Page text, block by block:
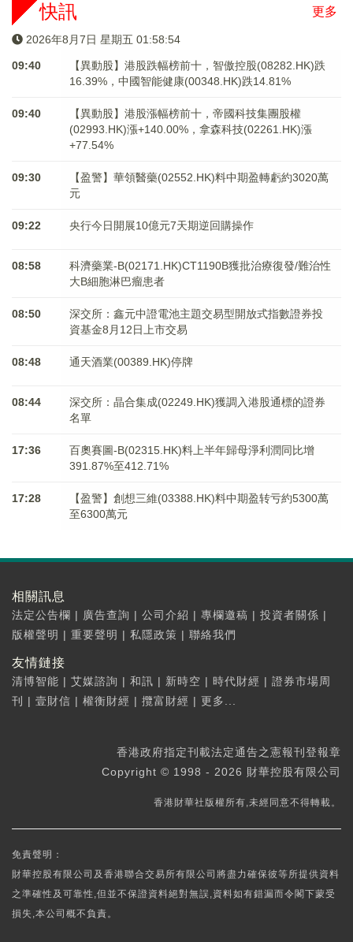
更多
快訊
2026年8月7日 星期五 01:58:54
09:40
【異動股】港股跌幅榜前十，智傲控股(08282.HK)跌
16.39%，中國智能健康(00348.HK)跌14.81%
09:40
【異動股】港股漲幅榜前十，帝國科技集團股權
(02993.HK)漲+140.00%，拿森科技(02261.HK)漲
+77.54%
09:30
【盈警】華領醫藥(02552.HK)料中期盈轉虧約3020萬
元
09:22 央行今日開展10億元7天期逆回購操作
08:58
科濟藥業-B(02171.HK)CT1190B獲批治療復發/難治性
大B細胞淋巴瘤患者
08:50
深交所：鑫元中證電池主題交易型開放式指數證券投
資基金8月12日上市交易
08:48 通天酒業(00389.HK)停牌
08:44
深交所：晶合集成(02249.HK)獲調入港股通標的證券
名單
17:36
百奧賽圖-B(02315.HK)料上半年歸母淨利潤同比增
391.87%至412.71%
17:28
【盈警】創想三維(03388.HK)料中期盈转亏約5300萬
至6300萬元
相關訊息
法定公告欄 | 廣告查詢 | 公司介紹 | 專欄邀稿 | 投資者關係 |
版權聲明 | 重要聲明 | 私隱政策 | 聯絡我們
友情鏈接
清博智能 | 艾媒諮詢 | 和訊 | 新時空 | 時代財經 | 證券市場周
刊
| 壹財信 | 權衡財經 | 攬富財經 | 更多...
香港政府指定刊載法定通告之憲報刊登報章
Copyright © 1998 - 2026 財華控股有限公司
香港財華社版權所有,未經同意不得轉載。
免責聲明：
財華控股有限公司及香港聯合交易所有限公司將盡力確保彼等所提供資料
之準確性及可靠性,但並不保證資料絕對無誤,資料如有錯漏而令閣下蒙受
損失,本公司概不負責。